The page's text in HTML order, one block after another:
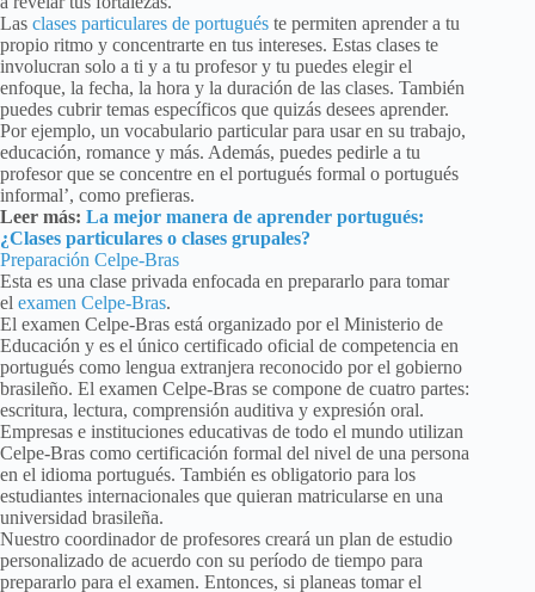
Las clases particulares de portugués te permiten aprender a tu
propio ritmo y concentrarte en tus intereses. Estas clases te
involucran solo a ti y a tu profesor y tu puedes elegir el
enfoque, la fecha, la hora y la duración de las clases. También
puedes cubrir temas específicos que quizás desees aprender.
Por ejemplo, un vocabulario particular para usar en su trabajo,
educación, romance y más. Además, puedes pedirle a tu
profesor que se concentre en el portugués formal o portugués
informal’, como prefieras.
Leer más: La mejor manera de aprender portugués:
¿Clases particulares o clases grupales?
Preparación Celpe-Bras
Esta es una clase privada enfocada en prepararlo para tomar
el examen Celpe-Bras.
El examen Celpe-Bras está organizado por el Ministerio de
Educación y es el único certificado oficial de competencia en
portugués como lengua extranjera reconocido por el gobierno
brasileño. El examen Celpe-Bras se compone de cuatro partes:
escritura, lectura, comprensión auditiva y expresión oral.
Empresas e instituciones educativas de todo el mundo utilizan
Celpe-Bras como certificación formal del nivel de una persona
en el idioma portugués. También es obligatorio para los
estudiantes internacionales que quieran matricularse en una
universidad brasileña.
Nuestro coordinador de profesores creará un plan de estudio
personalizado de acuerdo con su período de tiempo para
prepararlo para el examen. Entonces, si planeas tomar el